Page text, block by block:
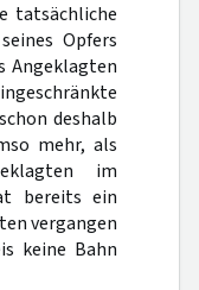
tatsächliche
Opfers
Angeklagten
deshalb
mehr, als
im
bereits ein
vergangen
keine Bahn